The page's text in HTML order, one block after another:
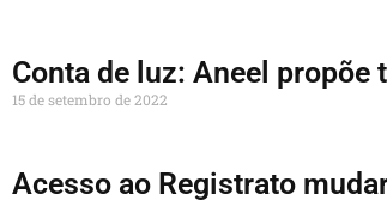
Conta de luz: Aneel
15 de setembro de 2022
Acesso ao Registrato